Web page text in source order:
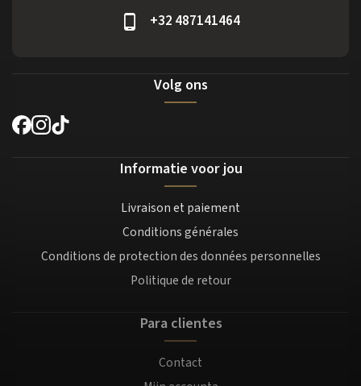
+32 487141464
Volg ons
Informatie voor jou
Livraison et paiement
Conditions générales
Conditions de protection des données personnelles
Politique de retour
Para clientes
Contact